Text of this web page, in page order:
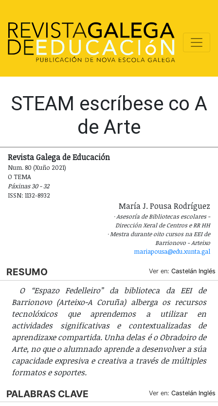
STEAM escríbese co A
de Arte
Revista Galega de Educación
Num. 80 (Xuño 2021)
O TEMA
Páxinas 30 - 32
ISSN: 1132-8932
María J. Pousa Rodríguez
Asesoría de Bibliotecas escolares -
Dirección Xeral de Centros e RR HH
Mestra durante oito cursos na EEI de
Barrionovo - Arteixo
mariapousa@edu.xunta.gal
RESUMO Ver en:Castelán Inglés
O “Espazo Fedelleiro” da biblioteca da EEI de
Barrionovo (Arteixo-A Coruña) alberga os recursos
tecnolóxicos que aprendemos a utilizar en
actividades significativas e contextualizadas de
aprendizaxe compartida. Unha delas é o Obradoiro de
Arte, no que o alumnado aprende a desenvolver a súa
capacidade expresiva e creativa a través de múltiples
formatos e soportes.
PALABRAS CLAVE Ver en:Castelán Inglés